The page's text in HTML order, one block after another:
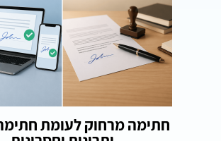
חתימה מרחוק לעומת